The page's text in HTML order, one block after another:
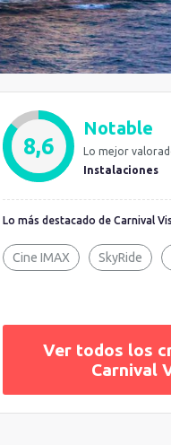
8,6
Notable
Lo mejor
Instalaciones
Lo más destacado de Carnival
Cine IMAX SkyRide
Ver todos los
Carnival